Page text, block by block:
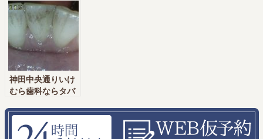
療・削らない・予
防歯科・栄養療法
実践クリニックの
神田中央通りいけ
むら歯科 神田
駅・新日本橋駅]
神田中央通りいけ
むら歯科ならタバ
類はすぐ取れま
す。